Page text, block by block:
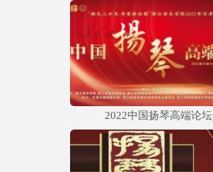
2022中国扬琴高端论坛